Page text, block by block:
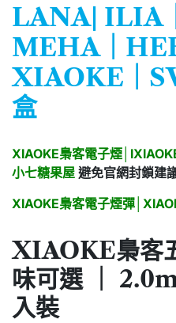
LANA| ILIA｜
MEHA｜
XIAOKE
盒
XIAOKE梟客電子煙
小七糖果屋 避免官網封鎖建
XIAOKE梟客電子煙彈
XIAOKE梟客
味可選 ｜
入裝